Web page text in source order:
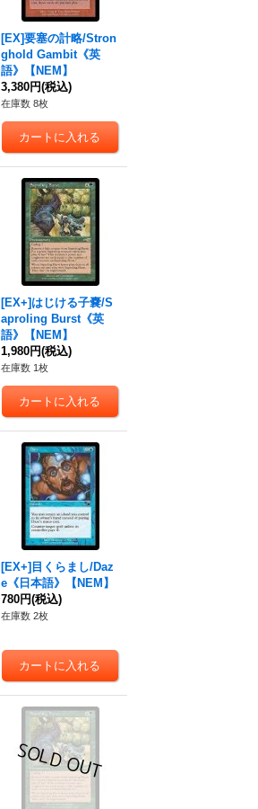
[EX]要塞の計略/Stron
ghold Gambit《英
語》【NEM】
3,380円(税込)
在庫数 8枚
[EX+]はじける子嚢/S
aproling Burst《英
語》【NEM】
1,980円(税込)
在庫数 1枚
[EX+]目くらまし/Daz
e《日本語》【NEM】
780円(税込)
在庫数 2枚